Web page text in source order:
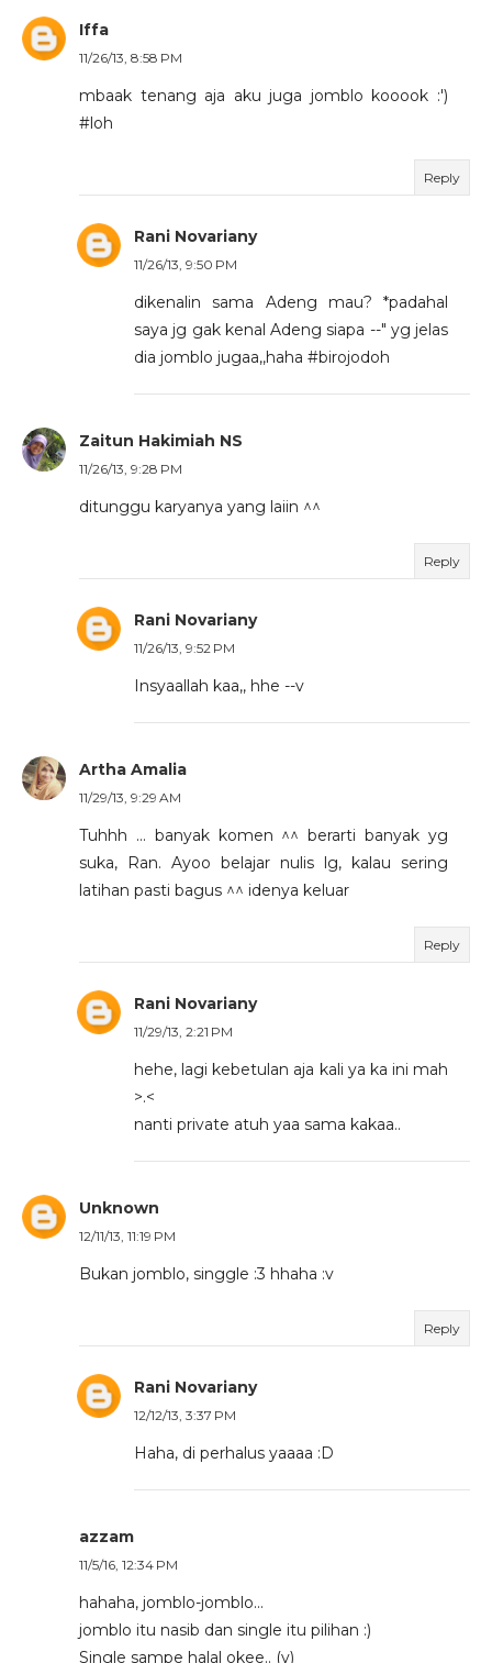
Iffa
11/26/13, 8:58 PM
mbaak tenang aja aku juga jomblo kooook :')
#loh
Reply
Rani Novariany
11/26/13, 9:50 PM
dikenalin sama Adeng mau? *padahal
saya jg gak kenal Adeng siapa --" yg jelas
dia jomblo jugaa,,haha #birojodoh
Zaitun Hakimiah NS
11/26/13, 9:28 PM
ditunggu karyanya yang laiin ^^
Reply
Rani Novariany
11/26/13, 9:52 PM
Insyaallah kaa,, hhe --v
Artha Amalia
11/29/13, 9:29 AM
Tuhhh ... banyak komen ^^ berarti banyak yg
suka, Ran. Ayoo belajar nulis lg, kalau sering
latihan pasti bagus ^^ idenya keluar
Reply
Rani Novariany
11/29/13, 2:21 PM
hehe, lagi kebetulan aja kali ya ka ini mah
>.<
nanti private atuh yaa sama kakaa..
Unknown
12/11/13, 11:19 PM
Bukan jomblo, singgle :3 hhaha :v
Reply
Rani Novariany
12/12/13, 3:37 PM
Haha, di perhalus yaaaa :D
azzam
11/5/16, 12:34 PM
hahaha, jomblo-jomblo...
jomblo itu nasib dan single itu pilihan :)
Single sampe halal okee.. (y)